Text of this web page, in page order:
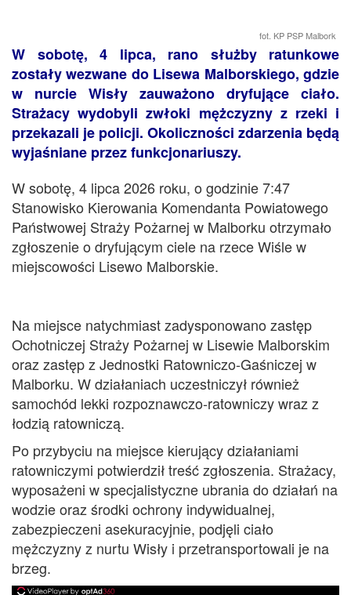
fot. KP PSP Malbork
W sobotę, 4 lipca, rano służby ratunkowe
zostały wezwane do Lisewa Malborskiego, gdzie
w nurcie Wisły zauważono dryfujące ciało.
Strażacy wydobyli zwłoki mężczyzny z rzeki i
przekazali je policji. Okoliczności zdarzenia będą
wyjaśniane przez funkcjonariuszy.
W sobotę, 4 lipca 2026 roku, o godzinie 7:47
Stanowisko Kierowania Komendanta Powiatowego
Państwowej Straży Pożarnej w Malborku otrzymało
zgłoszenie o dryfującym ciele na rzece Wiśle w
miejscowości Lisewo Malborskie.
Na miejsce natychmiast zadysponowano zastęp
Ochotniczej Straży Pożarnej w Lisewie Malborskim
oraz zastęp z Jednostki Ratowniczo-Gaśniczej w
Malborku. W działaniach uczestniczył również
samochód lekki rozpoznawczo-ratowniczy wraz z
łodzią ratowniczą.
Po przybyciu na miejsce kierujący działaniami
ratowniczymi potwierdził treść zgłoszenia. Strażacy,
wyposażeni w specjalistyczne ubrania do działań na
wodzie oraz środki ochrony indywidualnej,
zabezpieczeni asekuracyjnie, podjęli ciało
mężczyzny z nurtu Wisły i przetransportowali je na
brzeg.